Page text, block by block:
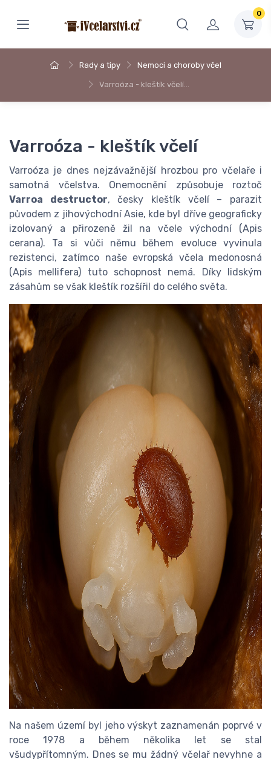
0
Rady a tipy Nemoci a choroby včel
Varroóza - kleštík včelí…
Varroóza - kleštík včelí
Varroóza je dnes nejzávažnější hrozbou pro včelaře i
samotná včelstva. Onemocnění způsobuje roztoč
Varroa destructor, česky kleštík včelí – parazit
původem z jihovýchodní Asie, kde byl dříve geograficky
izolovaný a přirozeně žil na včele východní (Apis
cerana). Ta si vůči němu během evoluce vyvinula
rezistenci, zatímco naše evropská včela medonosná
(Apis mellifera) tuto schopnost nemá. Díky lidským
zásahům se však kleštík rozšířil do celého světa.
Na našem území byl jeho výskyt zaznamenán poprvé v
roce 1978 a během několika let se stal
všudypřítomným. Dnes se mu žádný včelař nevyhne a